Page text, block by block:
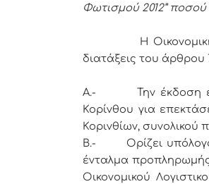
Φωτισμού 2012” ποσού
Η Οικονομική
διατάξεις του άρθρου
Α.- Την έκδοση
Κορίνθου για
Κορινθίων, συνολικού
Β.- Ορίζει υπόλογο
ένταλμα
Οικονομικού